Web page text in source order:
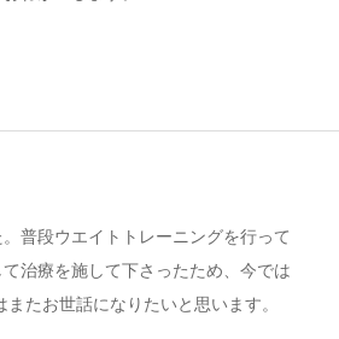
普段ウエイトトレーニングを行って
治療を施して下さったため、今では
たお世話になりたいと思います。